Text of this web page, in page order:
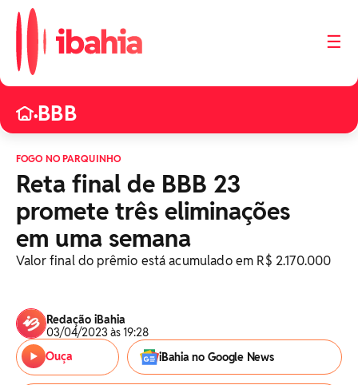
☰
•BBB
FOGO NO PARQUINHO
Reta final de BBB 23
promete três eliminações
em uma semana
Valor final do prêmio está acumulado em R$ 2.170.000
Redação iBahia
03/04/2023 às 19:28
Ouça
iBahia no Google News